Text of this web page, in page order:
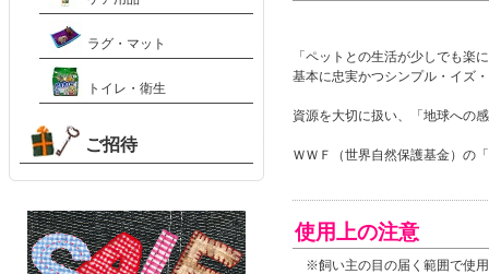
「ペットとの生活が少しでも楽
基本に忠実かつシンプル・イズ
資源を大切に扱い、「地球への
ＷＷＦ（世界自然保護基金）の
使用上の注意
※飼い主の目の届く範囲で使用
ラグ・マット
トイレ・衛生
ご招待